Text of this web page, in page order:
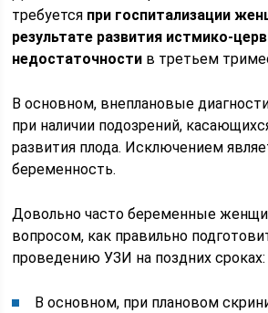
требуется при госпитализации
результате развития истмико-
недостаточности в третьем
В основном, внеплановые
при наличии подозрений,
развития плода. Исключением
беременность.
Довольно часто беременные
вопросом, как правильно
проведению УЗИ на поздних сроках:
В основном, при плановом